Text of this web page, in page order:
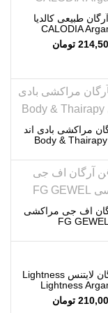
طبیعی کالدیا
CALODIA
تومان
مراکشی بادی اند
اف جی مراکشی
FG GEWEL
روغن آرگان لایتنس Lightness
Lightness
تومان